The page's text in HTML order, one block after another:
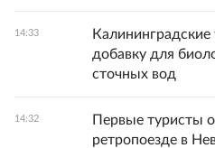
14:33
добавку для
сточных вод
14:32
Первые туристы
ретропоезде в